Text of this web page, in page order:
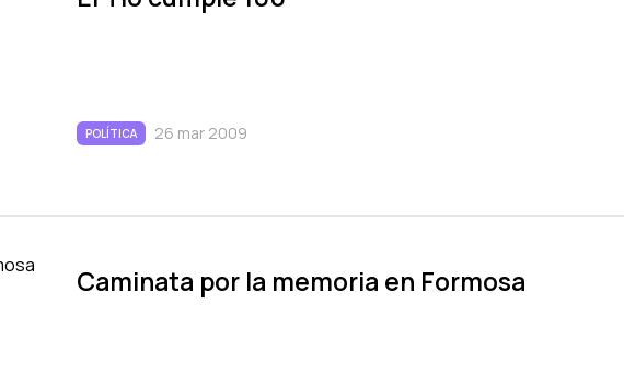
POLÍTICA 26 mar 2009
Caminata por la memoria en Formosa